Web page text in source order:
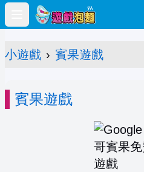
Open main menu
小遊戲 › 賓果遊戲
賓果遊戲